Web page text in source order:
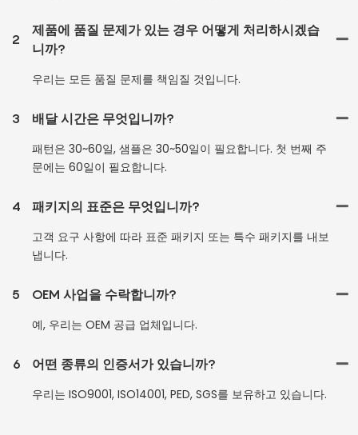
2
제품에 품질 문제가 있는 경우 어떻게 처리하시겠습
니까?
우리는 모든 품질 문제를 책임질 것입니다.
3
배달 시간은 무엇입니까?
패턴은 30~60일, 샘플은 30~50일이 필요합니다. 첫 번째 주
문에는 60일이 필요합니다.
4
패키지의 표준은 무엇입니까?
고객 요구 사항에 따라 표준 패키지 또는 특수 패키지를 내보
냅니다.
5
OEM 사업을 수락합니까?
예, 우리는 OEM 공급 업체입니다.
6
어떤 종류의 인증서가 있습니까?
우리는 ISO9001, ISO14001, PED, SGS를 보유하고 있습니다.